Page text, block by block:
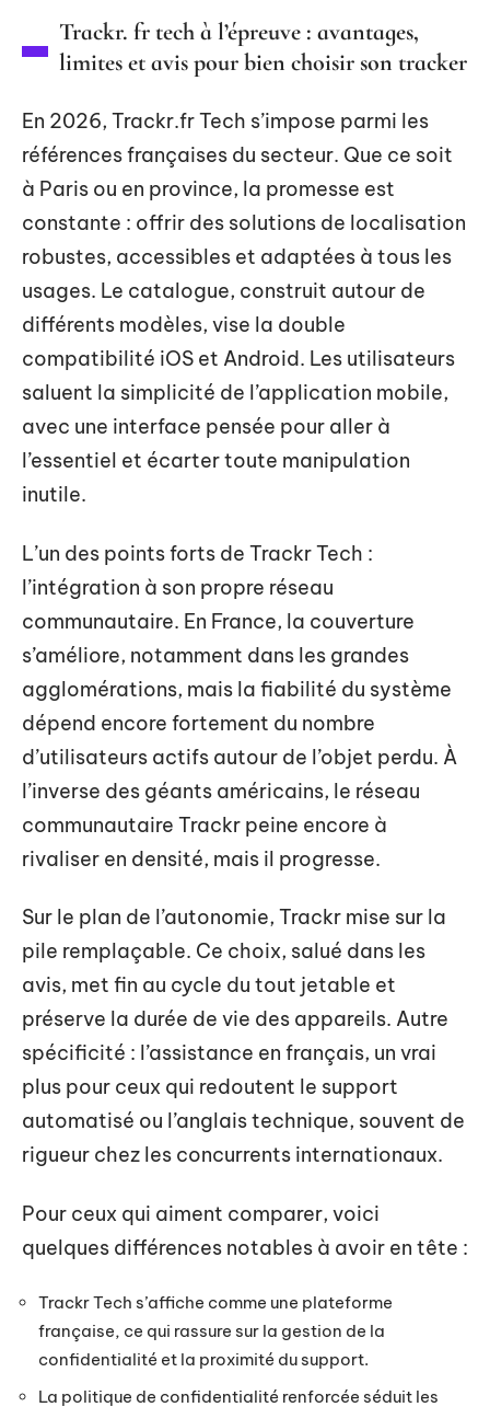
Trackr. fr tech à l’épreuve : avantages,
limites et avis pour bien choisir son tracker
En 2026, Trackr.fr Tech s’impose parmi les
références françaises du secteur. Que ce soit
à Paris ou en province, la promesse est
constante : offrir des solutions de localisation
robustes, accessibles et adaptées à tous les
usages. Le catalogue, construit autour de
différents modèles, vise la double
compatibilité iOS et Android. Les utilisateurs
saluent la simplicité de l’application mobile,
avec une interface pensée pour aller à
l’essentiel et écarter toute manipulation
inutile.
L’un des points forts de Trackr Tech :
l’intégration à son propre réseau
communautaire. En France, la couverture
s’améliore, notamment dans les grandes
agglomérations, mais la fiabilité du système
dépend encore fortement du nombre
d’utilisateurs actifs autour de l’objet perdu. À
l’inverse des géants américains, le réseau
communautaire Trackr peine encore à
rivaliser en densité, mais il progresse.
Sur le plan de l’autonomie, Trackr mise sur la
pile remplaçable. Ce choix, salué dans les
avis, met fin au cycle du tout jetable et
préserve la durée de vie des appareils. Autre
spécificité : l’assistance en français, un vrai
plus pour ceux qui redoutent le support
automatisé ou l’anglais technique, souvent de
rigueur chez les concurrents internationaux.
Pour ceux qui aiment comparer, voici
quelques différences notables à avoir en tête :
Trackr Tech s’affiche comme une plateforme
française, ce qui rassure sur la gestion de la
confidentialité et la proximité du support.
La politique de confidentialité renforcée séduit les